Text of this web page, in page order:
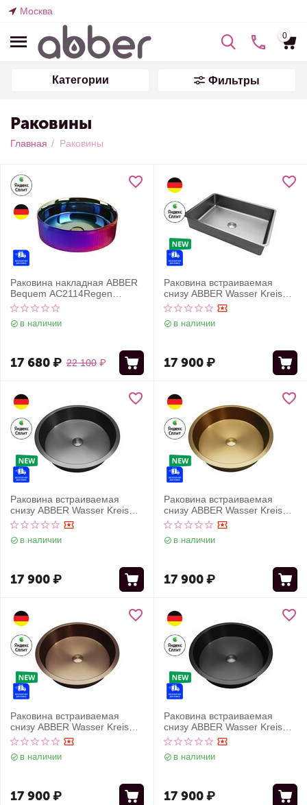
Москва
0
Категории Фильтры
Раковины
Главная / Раковины
Раковина накладная ABBER
Bequem AC2114Regen
хамелеон
в наличии
22 100 ₽
17 680₽
Раковина встраиваемая
снизу ABBER Wasser Kreis
AF2402SP сатин
в наличии
17 900₽
Раковина встраиваемая
снизу ABBER Wasser Kreis
AF2409GM оружейная сталь
в наличии
17 900₽
Раковина встраиваемая
снизу ABBER Wasser Kreis
AF2409MG золото матовое
в наличии
17 900₽
Раковина встраиваемая
снизу ABBER Wasser Kreis
AF2409MRG розовое золото
матовое
в наличии
17 900₽
Раковина встраиваемая
снизу ABBER Wasser Kreis
AF2409MB черная матовая
в наличии
17 900₽